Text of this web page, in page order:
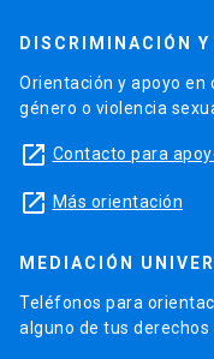
DISCRIMINACIÓN
Orientación y apoyo en
género o violencia
launch Contacto para
launch Más orientación
MEDIACIÓN
Teléfonos para
alguno de tus derechos